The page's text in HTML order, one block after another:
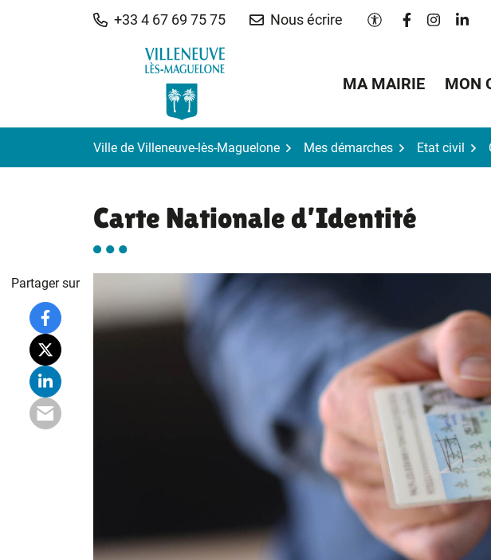
+33 4 67 69 75 75 Nous écrire Paramètres
Lien vers le
Lien vers
Lien
MA MAIRIE MON
Ville de Villeneuve-lès-Maguelone Mes démarches Etat civil
Carte Nationale d’Identité
Partager sur